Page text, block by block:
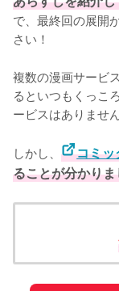
で、最終回の展開
さい！
複数の漫画サービ
るといつもくっこ
ービスはありませ
しかし、 コミッ
ることが分かり